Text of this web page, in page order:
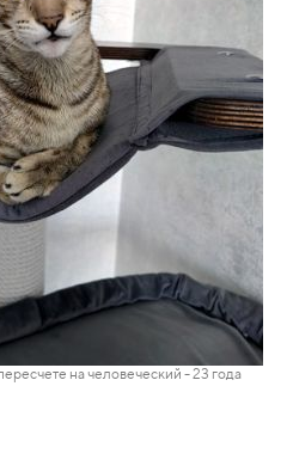
на человеческий- 23 года